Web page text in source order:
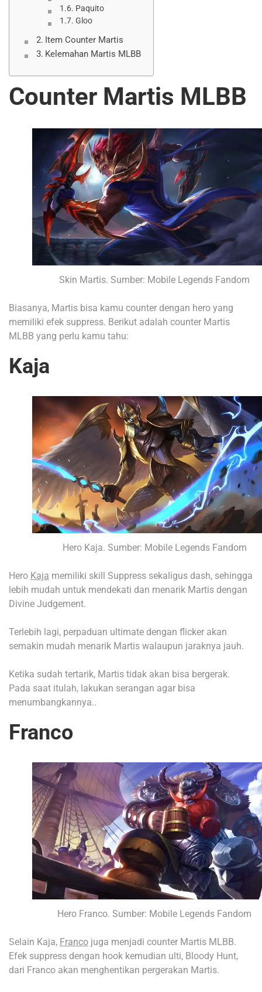
Paquito
Gloo
Item Counter Martis
Kelemahan Martis MLBB
Counter Martis MLBB
Skin Martis. Sumber: Mobile Legends Fandom
Biasanya, Martis bisa kamu counter dengan hero yang
memiliki efek suppress. Berikut adalah counter Martis
MLBB yang perlu kamu tahu:
Kaja
Hero Kaja. Sumber: Mobile Legends Fandom
Hero Kaja memiliki skill Suppress sekaligus dash, sehingga
lebih mudah untuk mendekati dan menarik Martis dengan
Divine Judgement.
Terlebih lagi, perpaduan ultimate dengan flicker akan
semakin mudah menarik Martis walaupun jaraknya jauh.
Ketika sudah tertarik, Martis tidak akan bisa bergerak.
Pada saat itulah, lakukan serangan agar bisa
menumbangkannya..
Franco
Hero Franco. Sumber: Mobile Legends Fandom
Selain Kaja, Franco juga menjadi counter Martis MLBB.
Efek suppress dengan hook kemudian ulti, Bloody Hunt,
dari Franco akan menghentikan pergerakan Martis.